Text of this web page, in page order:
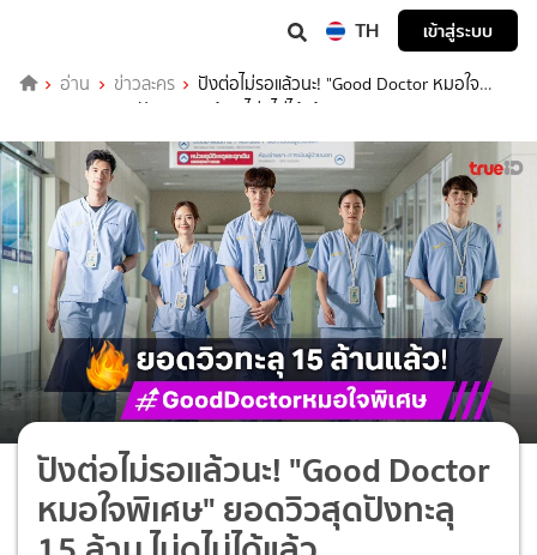
TH เข้าสู่ระบบ
อ่าน ข่าวละคร
ปังต่อไม่รอแล้วนะ! "Good Doctor หมอใจ
พิเศษ" ยอดวิวสุดปังทะลุ 15 ล้าน ไม่ดูไม่ได้แล้ว
ปังต่อไม่รอแล้วนะ! "Good Doctor
หมอใจพิเศษ" ยอดวิวสุดปังทะลุ